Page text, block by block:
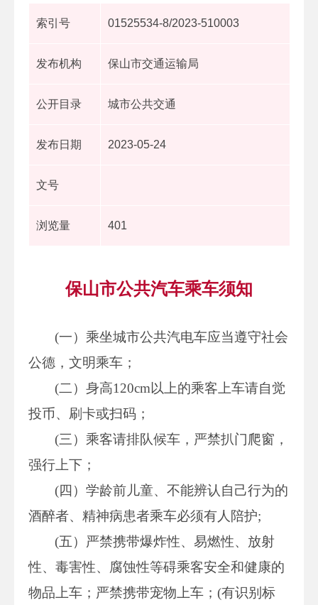
索引号 01525534-8/2023-510003
发布机构 保山市交通运输局
公开目录 城市公共交通
发布日期 2023-05-24
文号
浏览量 401
保山市公共汽车乘车须知
(一）乘坐城市公共汽电车应当遵守社会
公德，文明乘车；
(二）身高120cm以上的乘客上车请自觉
投币、刷卡或扫码；
(三）乘客请排队候车，严禁扒门爬窗，
强行上下；
(四）学龄前儿童、不能辨认自己行为的
酒醉者、精神病患者乘车必须有人陪护;
(五）严禁携带爆炸性、易燃性、放射
性、毒害性、腐蚀性等碍乘客安全和健康的
物品上车；严禁携带宠物上车；(有识别标